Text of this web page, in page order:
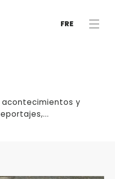
FRE
acontecimientos y